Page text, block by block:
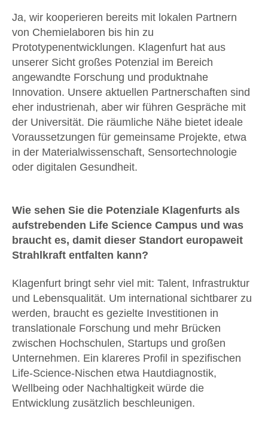
Ja, wir kooperieren bereits mit lokalen Partnern
von Chemielaboren bis hin zu
Prototypenentwicklungen. Klagenfurt hat aus
unserer Sicht großes Potenzial im Bereich
angewandte Forschung und produktnahe
Innovation. Unsere aktuellen Partnerschaften sind
eher industrienah, aber wir führen Gespräche mit
der Universität. Die räumliche Nähe bietet ideale
Voraussetzungen für gemeinsame Projekte, etwa
in der Materialwissenschaft, Sensortechnologie
oder digitalen Gesundheit.
Wie sehen Sie die Potenziale Klagenfurts als
aufstrebenden Life Science Campus und was
braucht es, damit dieser Standort europaweit
Strahlkraft entfalten kann?
Klagenfurt bringt sehr viel mit: Talent, Infrastruktur
und Lebensqualität. Um international sichtbarer zu
werden, braucht es gezielte Investitionen in
translationale Forschung und mehr Brücken
zwischen Hochschulen, Startups und großen
Unternehmen. Ein klareres Profil in spezifischen
Life-Science-Nischen etwa Hautdiagnostik,
Wellbeing oder Nachhaltigkeit würde die
Entwicklung zusätzlich beschleunigen.